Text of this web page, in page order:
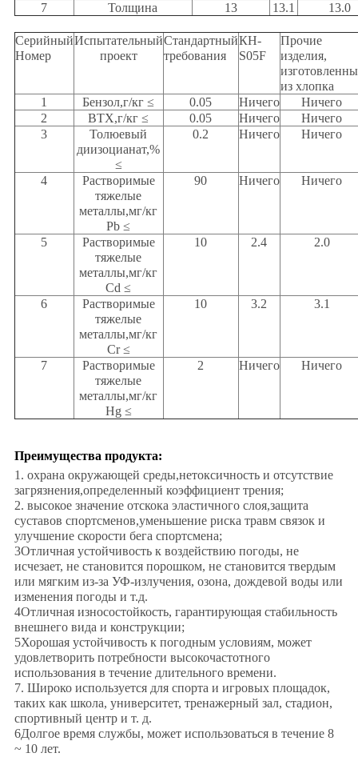
7 Толщина 13 13.1 13.0
Серийный
Номер
Испытательный
проект
Стандартный
требования
КН-
S05F
Прочие
изделия,
из хлопка
1
Бензол,г/кг ≤ 0.05 Ничего
Ничего
2
BTX,г/кг ≤ 0.05 Ничего
Ничего
3
Толюевый
диизоцианат,%
≤
0.2 Ничего Ничего
4
Растворимые
тяжелые
металлы,мг/кг
Pb ≤
90 Ничего Ничего
5
Растворимые
тяжелые
металлы,мг/кг
Cd ≤
10 2.4 2.0
6
Растворимые
тяжелые
металлы,мг/кг
Cr ≤
10 3.2 3.1
7
Растворимые
тяжелые
металлы,мг/кг
Hg ≤
2 Ничего Ничего
Преимущества продукта:
1. охрана окружающей среды,нетоксичность и отсутствие
загрязнения,определенный коэффициент трения;
2. высокое значение отскока эластичного слоя,защита
суставов спортсменов,уменьшение риска травм связок и
улучшение скорости бега спортсмена;
3Отличная устойчивость к воздействию погоды, не
исчезает, не становится порошком, не становится твердым
или мягким из-за УФ-излучения, озона, дождевой воды или
изменения погоды и т.д.
4Отличная износостойкость, гарантирующая стабильность
внешнего вида и конструкции;
5Хорошая устойчивость к погодным условиям, может
удовлетворить потребности высокочастотного
использования в течение длительного времени.
7. Широко используется для спорта и игровых площадок,
таких как школа, университет, тренажерный зал, стадион,
спортивный центр и т. д.
6Долгое время службы, может использоваться в течение 8
~ 10 лет.